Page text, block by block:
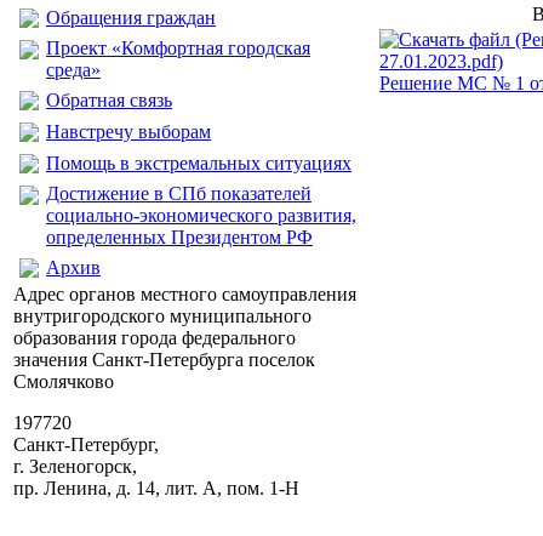
Обращения граждан
Проект «Комфортная городская
среда»
Обратная связь
Навстречу выборам
Помощь в экстремальных ситуациях
Достижение в СПб показателей
социально-экономического развития,
определенных Президентом РФ
Архив
Адрес органов местного самоуправления
внутригородского муниципального
образования города федерального
значения Санкт-Петербурга поселок
Смолячково
197720
Санкт-Петербург,
г. Зеленогорск,
пр. Ленина, д. 14, лит. А, пом. 1-Н
Решение МС № 1